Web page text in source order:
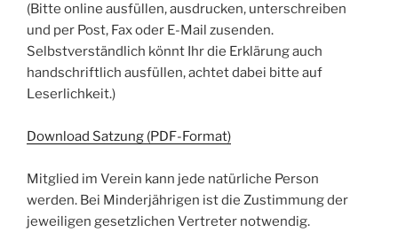
(Bitte online ausfüllen, ausdrucken, unterschreiben
und per Post, Fax oder E-Mail zusenden.
Selbstverständlich könnt Ihr die Erklärung auch
handschriftlich ausfüllen, achtet dabei bitte auf
Leserlichkeit.)
Download Satzung (PDF-Format)
Mitglied im Verein kann jede natürliche Person
werden. Bei Minderjährigen ist die Zustimmung der
jeweiligen gesetzlichen Vertreter notwendig.